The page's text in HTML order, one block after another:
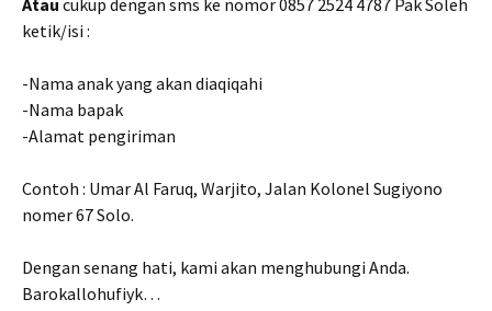
ketik/isi :
-Nama anak yang akan diaqiqahi
-Nama bapak
-Alamat pengiriman
Contoh : Umar Al Faruq, Warjito, Jalan Kolonel Sugiyono
nomer 67 Solo.
Dengan senang hati, kami akan menghubungi Anda.
Barokallohufiyk…